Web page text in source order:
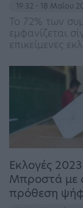
19:32 - 18 Μαΐου
Το 72% των
εμφανίζεται
επικείμενες
Εκλογές
Μπροστά με
πρόθεση